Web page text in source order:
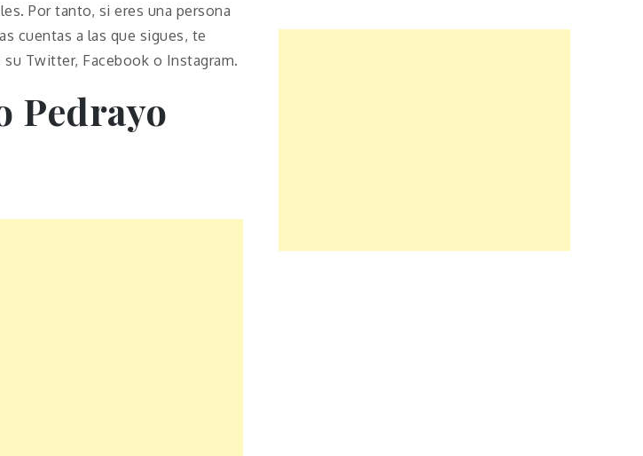
Por tanto, si eres una persona
cuentas a las que sigues, te
Twitter, Facebook o Instagram.
Pedrayo